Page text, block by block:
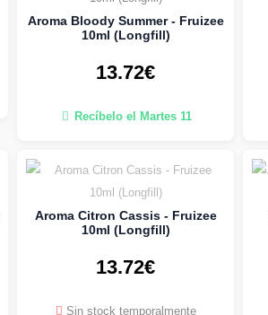
Aroma Bloody Summer - Fruizee
10ml (Longfill)
13.72€
Recíbelo el Martes 11
Aroma Citron Cassis - Fruizee
10ml (Longfill)
13.72€
Sin stock temporalmente